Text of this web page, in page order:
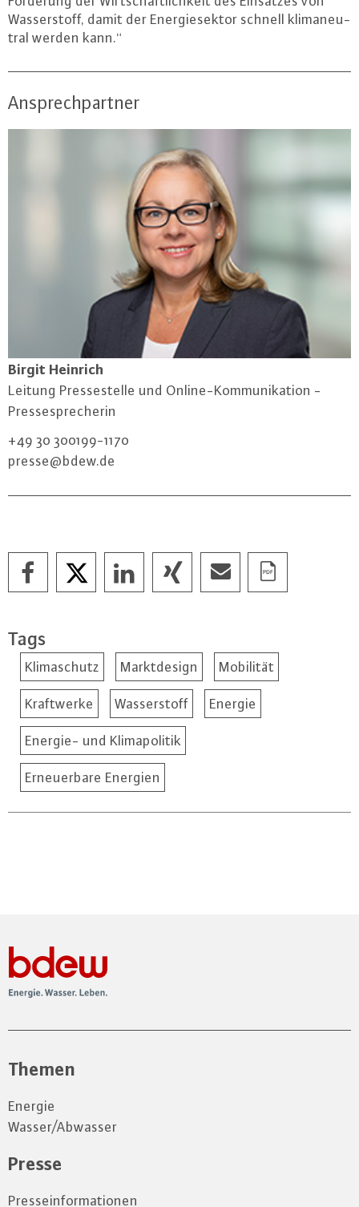
Was­ser­stoff, damit der En­er­gie­sek­tor schnell kli­ma­neu­
tral werden kann.“
Ansprechpartner
Birgit Heinrich
Leitung Pres­se­stel­le und On­line-Kom­mu­ni­ka­ti­on -
Pres­se­spre­che­rin
+49 30 300199-1170
presse@​bdew.​de
Tags
Klimaschutz Marktdesign Mobilität
Kraftwerke Wasserstoff Energie
Energie- und Klimapolitik
Erneuerbare Energien
Themen
Energie
Wasser/Abwasser
Presse
Presseinformationen